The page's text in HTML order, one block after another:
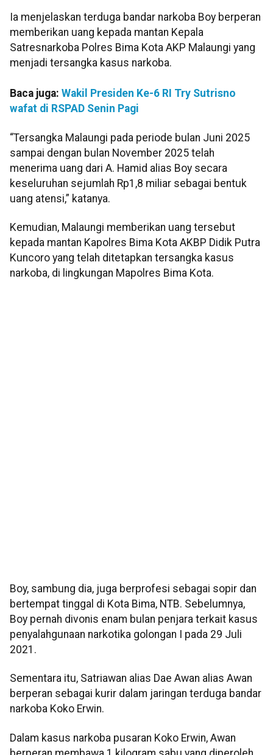
Ia menjelaskan terduga bandar narkoba Boy berperan
memberikan uang kepada mantan Kepala
Satresnarkoba Polres Bima Kota AKP Malaungi yang
menjadi tersangka kasus narkoba.
Baca juga: Wakil Presiden Ke-6 RI Try Sutrisno
wafat di RSPAD Senin Pagi
“Tersangka Malaungi pada periode bulan Juni 2025
sampai dengan bulan November 2025 telah
menerima uang dari A. Hamid alias Boy secara
keseluruhan sejumlah Rp1,8 miliar sebagai bentuk
uang atensi,” katanya.
Kemudian, Malaungi memberikan uang tersebut
kepada mantan Kapolres Bima Kota AKBP Didik Putra
Kuncoro yang telah ditetapkan tersangka kasus
narkoba, di lingkungan Mapolres Bima Kota.
Boy, sambung dia, juga berprofesi sebagai sopir dan
bertempat tinggal di Kota Bima, NTB. Sebelumnya,
Boy pernah divonis enam bulan penjara terkait kasus
penyalahgunaan narkotika golongan I pada 29 Juli
2021.
Sementara itu, Satriawan alias Dae Awan alias Awan
berperan sebagai kurir dalam jaringan terduga bandar
narkoba Koko Erwin.
Dalam kasus narkoba pusaran Koko Erwin, Awan